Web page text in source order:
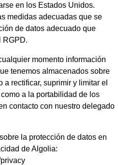
en los Estados Unidos.
medidas adecuadas que se
de datos adecuado que
RGPD.
momento información
tenemos almacenados sobre
a rectificar, suprimir y limitar el
a la portabilidad de los
contacto con nuestro delegado
la protección de datos en
de Algolia: